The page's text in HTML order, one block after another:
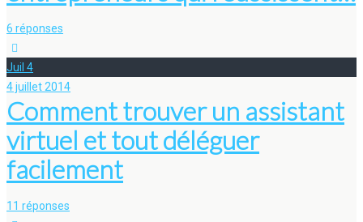
6 réponses
Juil 4
4 juillet 2014
Comment trouver un assistant
virtuel et tout déléguer
facilement
11 réponses